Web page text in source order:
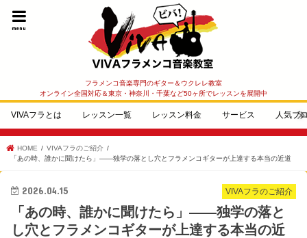
フラメンコ音楽専門のギター＆ウクレレ教室
オンライン全国対応＆東京・神奈川・千葉など50ヶ所でレッスンを展開中
menu
VIVAフラとは レッスン一覧 レッスン料金 サービス 人気ブ
HOME
VIVAフラのご紹介
「あの時、誰かに聞けたら」——独学の落とし穴とフラメンコギターが上達する本当の近道
VIVAフラのご紹介
2026.04.15
「あの時、誰かに聞けたら」——独学の落と
し穴とフラメンコギターが上達する本当の近